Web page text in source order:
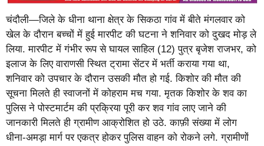
चंदौली—जिले के धीना थाना क्षेत्र के सिकठा गांव में बीते मंगलवार को
खेल के दौरान बच्चों में हुई मारपीट की घटना ने शनिवार को दुखद मोड़ ले
लिया. मारपीट में गंभीर रूप से घायल साहिल (12) पुत्र बृजेश राजभर, को
इलाज के लिए वाराणसी स्थित ट्रामा सेंटर में भर्ती कराया गया था,
शनिवार को उपचार के दौरान उसकी मौत हो गई. किशोर की मौत की
सूचना मिलते ही स्वाजनों में कोहराम मच गया. मृतक किशोर के शव का
पुलिस ने पोस्टमार्टम की प्रक्रिया पूरी कर शव गांव लाए जाने की
जानकारी मिलते ही ग्रामीण आक्रोशित हो उठे. काफ़ी संख्या में लोग
धीना-अमड़ा मार्ग पर एकत्र होकर पुलिस वाहन को रोकने लगे. ग्रामीणों